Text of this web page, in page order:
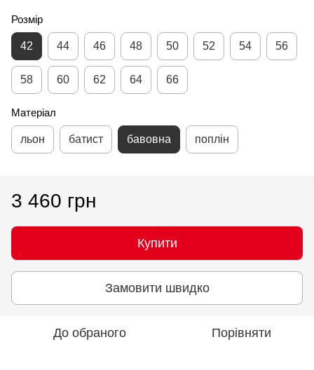
Розмір
42 44 46 48 50 52 54 56
58 60 62 64 66
Матеріал
льон батист бавовна поплін
3 460 грн
Купити
Замовити швидко
До обраного Порівняти